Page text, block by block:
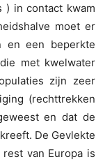
) in contact kwam
moet er
en een beperkte
met kwelwater
zijn zeer
(rechttrekken
en dat de
De Gevlekte
van Europa is